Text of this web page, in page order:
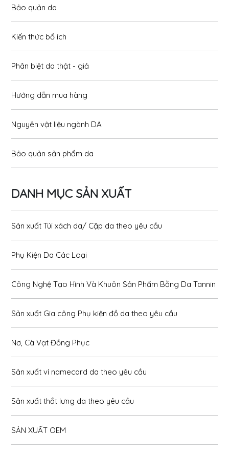
Bảo quản da
Kiến thức bổ ích
Phân biệt da thật - giả
Hướng dẫn mua hàng
Nguyên vật liệu ngành DA
Bảo quản sản phẩm da
DANH MỤC SẢN XUẤT
Sản xuất Túi xách da/ Cặp da theo yêu cầu
Phụ Kiện Da Các Loại
Công Nghệ Tạo Hình Và Khuôn Sản Phẩm Bằng Da Tannin
Sản xuất Gia công Phụ kiện đồ da theo yêu cầu
Nơ, Cà Vạt Đồng Phục
Sản xuất ví namecard da theo yêu cầu
Sản xuất thắt lưng da theo yêu cầu
SẢN XUẤT OEM